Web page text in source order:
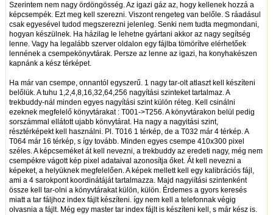
Szerintem nem nagy ördöngösség. Az igazi gáz az, hogy kellenek hozzá a
képcsempék. Ezt meg kell szerezni. Viszont rengeteg van belőle. S ráadásul
csak egyesével tudod megszerezni jelenleg. Senki nem tudta megmondani,
hogyan készülnek. Ha házilag le lehetne gyártani akkor az nagy segítség
lenne. Vagy ha legalább szerver oldalon egy fájlba tömörítve elérhetőek
lennének a csempekönyvtárak. Persze az lenne az igazi, ha konyhakészen
kapnánk a kész térképet.
Ha már van csempe, onnantól egyszerű. 1 nagy tar-olt atlaszt kell készíteni
belőlük. A tuhu 1,2,4,8,16,32,64,256 nagyítási szinteket tartalmaz. A
trekbuddy-nál minden egyes nagyítási szint külön réteg. Kell csinálni
ezeknek megfelelő könyvtárakat : T001->T256. A könyvtárakon belül pedig
sorszámmal ellátott ujabb könvytárat. Ha nagy a nagyitási szint,
résztérképekt kell használni. Pl. T016 1 térkép, de a T032 már 4 térkép. A
T064 már 16 térkép, s így tovább. Minden egyes csempe 410x300 pixel
széles. A képcseméket át kell nevezni, a trekbuddy az eredeti nagy, még nem
csempékre vágott kép pixel adataival azonosítja őket. Át kell nevezni a
képeket, a helyüknek megfelelően. A képek mellett kell egy kalibrációs fájl,
ami a 4 sarokpont koordinátáját tartalmazza. Majd nagyiítási szintenként
össze kell tar-olni a könyvtárakat külön, külön. Érdemes a gyors keresés
miatt a tar fáljhoz index fájlt készíteni. így nem kell a telefonnak végig
olvasnia a fájlt. Még egy master tar index fájlt is készíteni kell, s már kész is.